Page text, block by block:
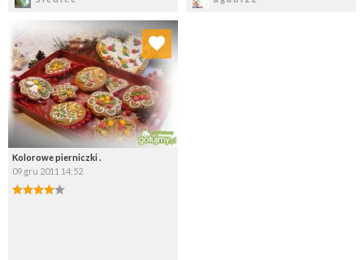
Kolorowe pierniczki .
09 gru 2011 14:52
Dodaj do ulubionych
Wybierz listę: